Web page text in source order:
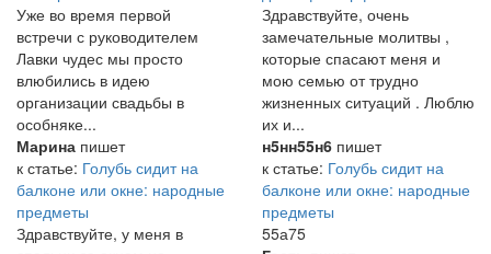
Уже во время первой
встречи с руководителем
Лавки чудес мы просто
влюбились в идею
организации свадьбы в
особняке...
Здравствуйте, очень
замечательные молитвы ,
которые спасают меня и
мою семью от трудно
жизненных ситуаций . Люблю
их и...
Марина пишет
к статье: Голубь сидит на
балконе или окне: народные
предметы
Здравствуйте, у меня в
н5нн55н6 пишет
к статье: Голубь сидит на
балконе или окне: народные
предметы
55а75